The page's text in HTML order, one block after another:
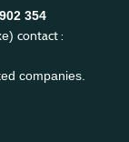
354
contact :
companies.